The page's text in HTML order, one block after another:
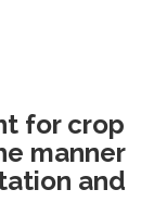
for crop
manner
and